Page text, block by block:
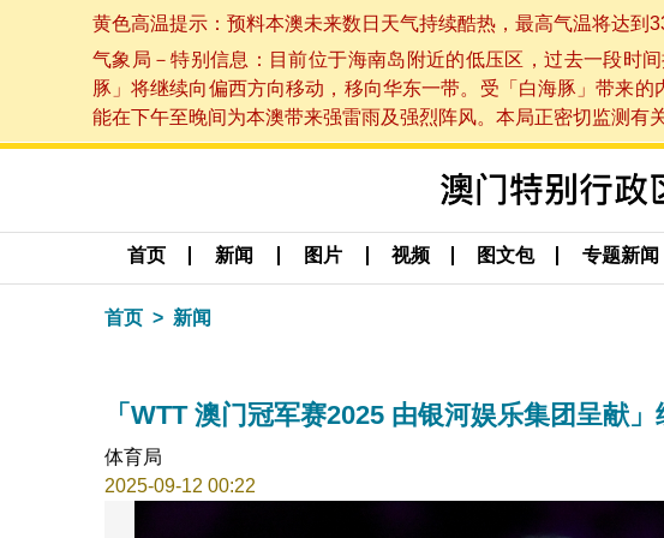
黄色高温提示：预料本澳未来数日天气持续酷热，最高气温将达
气象局－特别信息：目前位于海南岛附近的低压区，过去一段时
豚」将继续向偏西方向移动，移向华东一带。受「白海豚」带来
能在下午至晚间为本澳带来强雷雨及强烈阵风。本局正密切监测
首页 新闻 图片 视频 图文包 专题新闻
首页 新闻
「WTT 澳门冠军赛2025 由银河娱乐集团呈献
体育局
2025-09-12 00:22